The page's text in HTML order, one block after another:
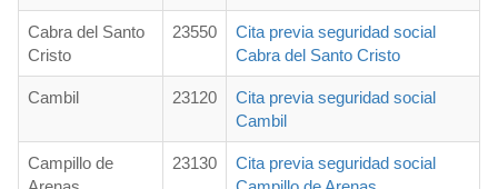
Cabra del Santo
Cristo
23550
Cita previa seguridad social
Cabra del Santo Cristo
Cambil 23120
Cita previa seguridad social
Cambil
Campillo de
23130
Cita previa seguridad social